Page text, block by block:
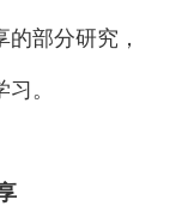
部分研究，
。